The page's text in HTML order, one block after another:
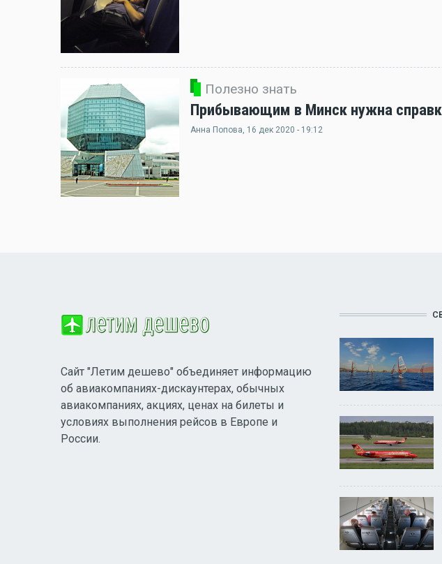
Полезно знать
Прибывающим в Минск нужна
Анна Попова, 16 дек 2020 - 19:12
Сайт "Летим дешево" объединяет информацию
об авиакомпаниях-дискаунтерах, обычных
авиакомпаниях, акциях, ценах на билеты и
условиях выполнения рейсов в Европе и
России.